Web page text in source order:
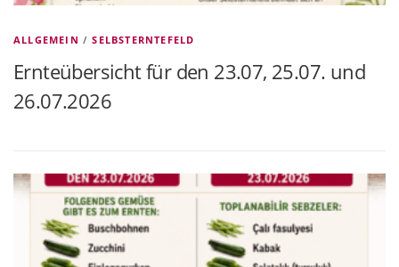
ALLGEMEIN /SELBSTERNTEFELD
Ernteübersicht für den 23.07, 25.07. und
26.07.2026